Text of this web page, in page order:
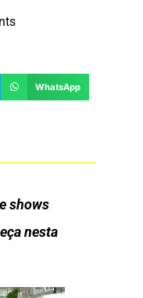
WhatsApp
shows
nesta